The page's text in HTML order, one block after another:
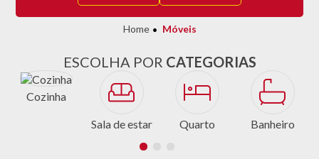
Móveis
ESCOLHA POR CATEGORIAS
Cozinha
Sala de estar Quarto Banheiro